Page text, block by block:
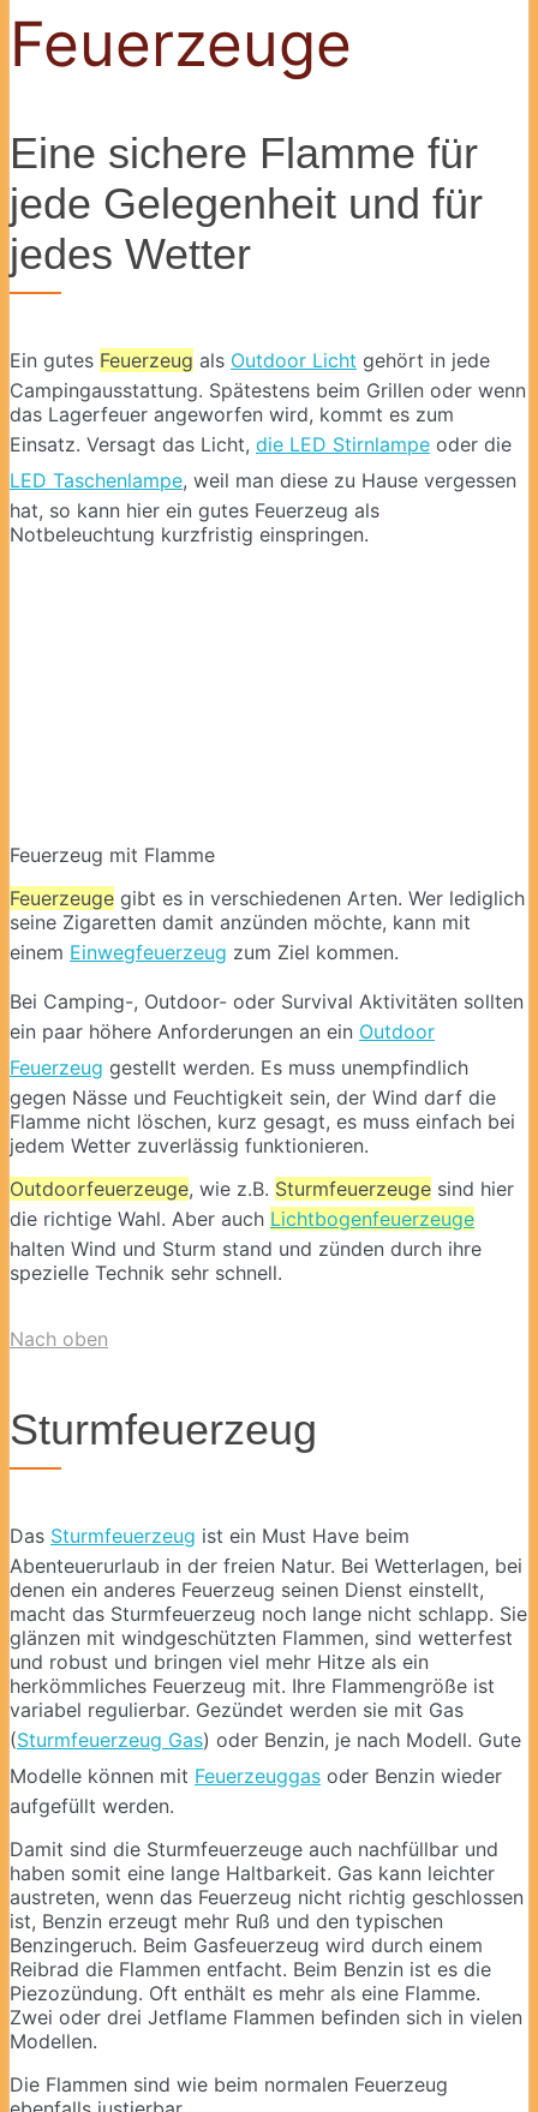
Feuerzeuge
Eine sichere Flamme für
jede Gelegenheit und für
jedes Wetter
Ein gutes Feuerzeug als Outdoor Licht gehört in jede
Campingausstattung. Spätestens beim Grillen oder wenn
das Lagerfeuer angeworfen wird, kommt es zum
Einsatz. Versagt das Licht, die LED Stirnlampe oder die
LED Taschenlampe, weil man diese zu Hause vergessen
hat, so kann hier ein gutes Feuerzeug als
Notbeleuchtung kurzfristig einspringen.
Feuerzeug mit Flamme
Feuerzeuge gibt es in verschiedenen Arten. Wer lediglich
seine Zigaretten damit anzünden möchte, kann mit
einem Einwegfeuerzeug zum Ziel kommen.
Bei Camping-, Outdoor- oder Survival Aktivitäten sollten
ein paar höhere Anforderungen an ein Outdoor
Feuerzeug gestellt werden. Es muss unempfindlich
gegen Nässe und Feuchtigkeit sein, der Wind darf die
Flamme nicht löschen, kurz gesagt, es muss einfach bei
jedem Wetter zuverlässig funktionieren.
Outdoorfeuerzeuge, wie z.B. Sturmfeuerzeuge sind hier
die richtige Wahl. Aber auch Lichtbogenfeuerzeuge
halten Wind und Sturm stand und zünden durch ihre
spezielle Technik sehr schnell.
Nach oben
Sturmfeuerzeug
Das Sturmfeuerzeug ist ein Must Have beim
Abenteuerurlaub in der freien Natur. Bei Wetterlagen, bei
denen ein anderes Feuerzeug seinen Dienst einstellt,
macht das Sturmfeuerzeug noch lange nicht schlapp. Sie
glänzen mit windgeschützten Flammen, sind wetterfest
und robust und bringen viel mehr Hitze als ein
herkömmliches Feuerzeug mit. Ihre Flammengröße ist
variabel regulierbar. Gezündet werden sie mit Gas
(Sturmfeuerzeug Gas) oder Benzin, je nach Modell. Gute
Modelle können mit Feuerzeuggas oder Benzin wieder
aufgefüllt werden.
Damit sind die Sturmfeuerzeuge auch nachfüllbar und
haben somit eine lange Haltbarkeit. Gas kann leichter
austreten, wenn das Feuerzeug nicht richtig geschlossen
ist, Benzin erzeugt mehr Ruß und den typischen
Benzingeruch. Beim Gasfeuerzeug wird durch einem
Reibrad die Flammen entfacht. Beim Benzin ist es die
Piezozündung. Oft enthält es mehr als eine Flamme.
Zwei oder drei Jetflame Flammen befinden sich in vielen
Modellen.
Die Flammen sind wie beim normalen Feuerzeug